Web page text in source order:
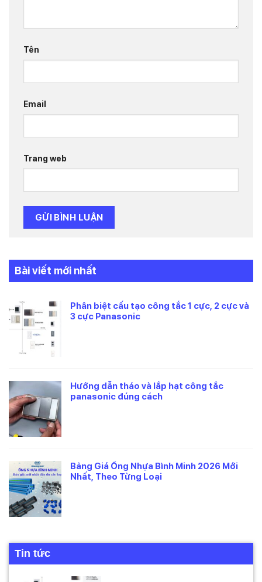
Tên
Email
Trang web
Bài viết mới nhất
Phân biệt cấu tạo công tắc 1 cực, 2 cực và
3 cực Panasonic
Hướng dẫn tháo và lắp hạt công tắc
panasonic đúng cách
Bảng Giá Ống Nhựa Bình Minh 2026 Mới
Nhất, Theo Từng Loại
Tin tức